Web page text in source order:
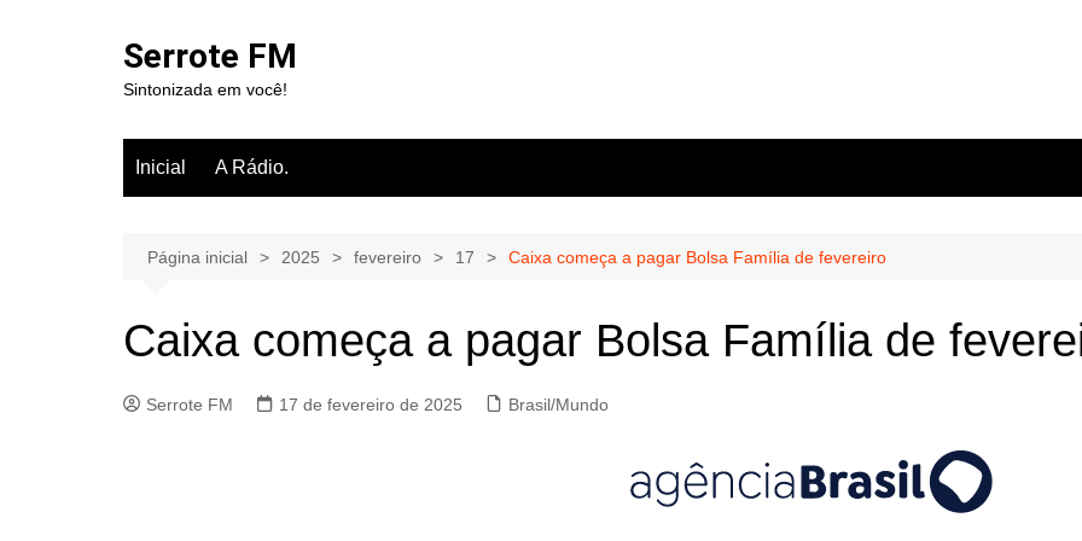
Serrote FM
Sintonizada em você!
Inicial A Rádio.
Página inicial 2025 fevereiro 17 Caixa começa a pagar Bolsa Família de fevereiro
Caixa começa a pagar Bolsa Família de
Serrote FM 17 de fevereiro de 2025 Brasil/Mundo